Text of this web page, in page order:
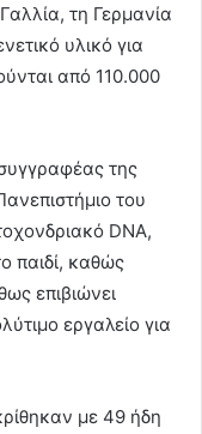
τη Γερμανία
υλικό για
από 110.000
της
του
DNA,
παιδί, καθώς
επιβιώνει
εργαλείο για
με 49 ήδη